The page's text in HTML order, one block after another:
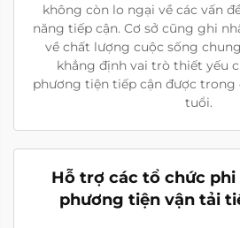
không còn lo ngại về các vấn
năng tiếp cận. Cơ sở cũng ghi
về chất lượng cuộc sống
khẳng định vai trò thiết yếu
phương tiện tiếp cận được trong
tuổi.
Hỗ trợ các tổ chức
phương tiện vận tải